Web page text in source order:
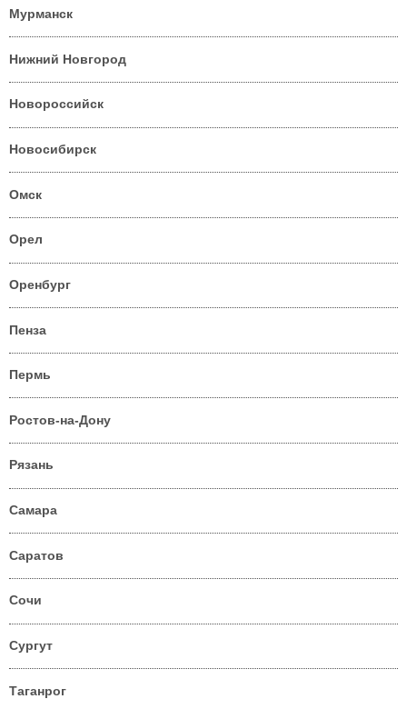
Мурманск
Нижний Новгород
Новороссийск
Новосибирск
Омск
Орел
Оренбург
Пенза
Пермь
Ростов-на-Дону
Рязань
Самара
Саратов
Сочи
Сургут
Таганрог